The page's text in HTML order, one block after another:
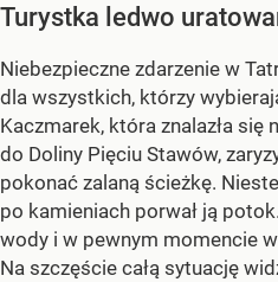
Turystka ledwo
Niebezpieczne zdarzenie w
dla wszystkich, którzy
Kaczmarek, która znalazła się
do Doliny Pięciu Stawów,
pokonać zalaną ścieżkę.
po kamieniach porwał ją
wody i w pewnym momencie
Na szczęście całą sytuację